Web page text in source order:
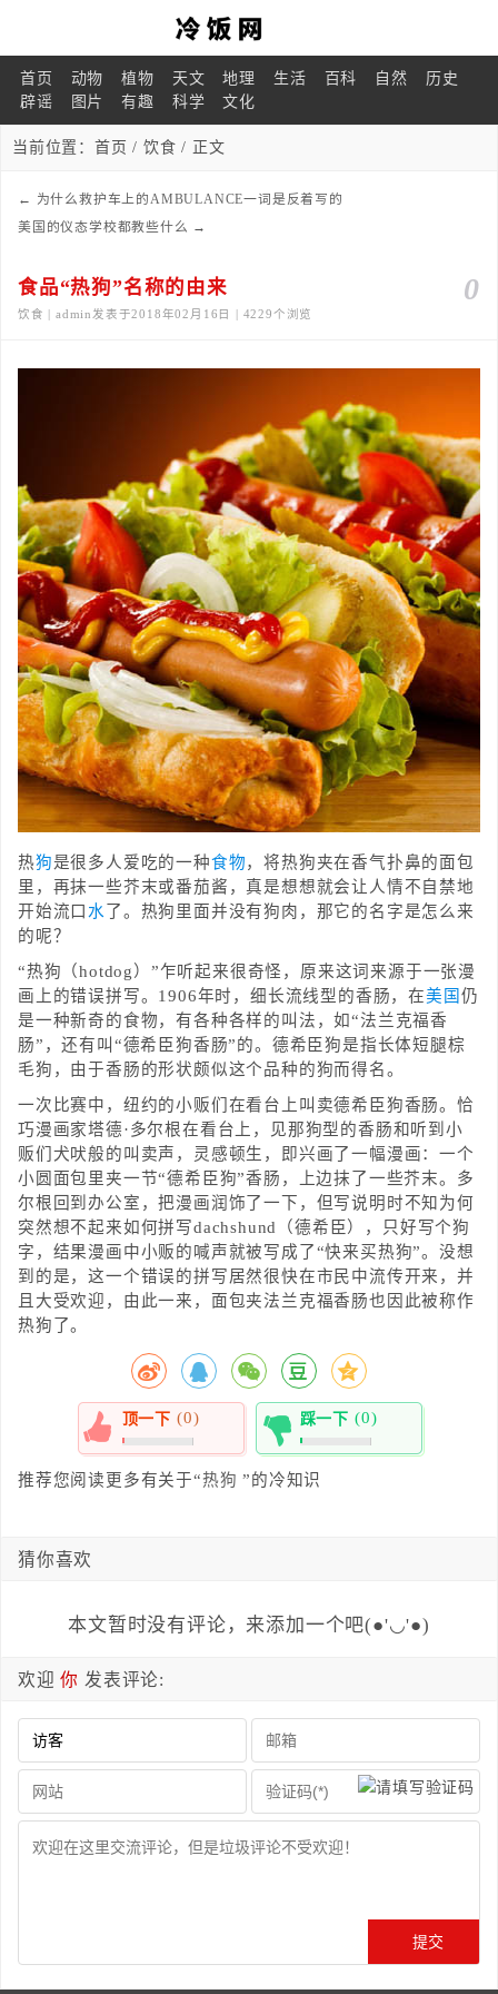
首页 动物 植物 天文 地理 生活 百科 自然
历史
辟谣
图片 有趣 科学 文化
当前位置： 首页 /饮食 / 正文
← 为什么救护车上的AMBULANCE一词是反着写的
美国的仪态学校都教些什么 →
0
食品“热狗”名称的由来
饮食 | admin发表于2018年02月16日 | 4229个浏览
热狗是很多人爱吃的一种食物，将热狗夹在香气扑鼻的面包
里，再抹一些芥末或番茄酱，真是想想就会让人情不自禁地
开始流口 水 了。热狗里面并没有狗肉，那它的名字是怎么来
的呢？
“热狗（hotdog）”乍听起来很奇怪，原来这词来源于一张漫
画上的错误拼写。1906年时，细长流线型的香肠，在美国 仍
是一种新奇的食物，有各种各样的叫法，如“法兰克福香
肠”，还有叫“德希臣狗香肠”的。德希臣狗是指长体短腿棕
毛狗，由于香肠的形状颇似这个品种的狗而得名。
一次比赛中，纽约的小贩们在看台上叫卖德希臣狗香肠。恰
巧漫画家塔德·多尔根在看台上，见那狗型的香肠和听到小
贩们犬吠般的叫卖声，灵感顿生，即兴画了一幅漫画：一个
小圆面包里夹一节“德希臣狗”香肠，上边抹了一些芥末。多
尔根回到办公室，把漫画润饰了一下，但写说明时不知为何
突然想不起来如何拼写dachshund（德希臣），只好写个狗
字，结果漫画中小贩的喊声就被写成了“快来买热狗”。没想
到的是，这一个错误的拼写居然很快在市民中流传开来，并
且大受欢迎，由此一来，面包夹法兰克福香肠也因此被称作
热狗了。
顶一下 (0)
0%
踩一下 (0)
0%
推荐您阅读更多有关于“热狗 ”的冷知识
猜你喜欢
本文暂时没有评论，来添加一个吧(●'◡'●)
欢迎你 发表评论: